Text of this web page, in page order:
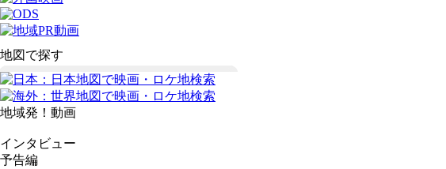
地図で探す
地域発！動画
インタビュー
予告編